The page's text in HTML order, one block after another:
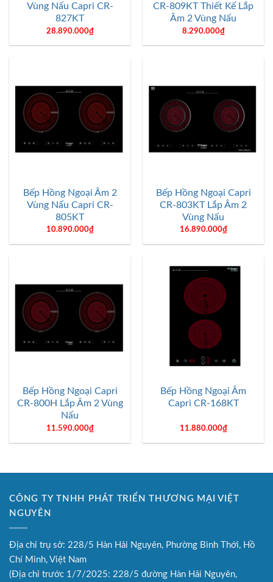
Vùng Nấu Capri CR-
827KT
28.890.000₫
CR-809KT Thiết Kế Lắp
Âm 2 Vùng Nấu
8.290.000₫
Bếp Hồng Ngoại Âm 2
Vùng Nấu Capri CR-
805KT
10.890.000₫
Bếp Hồng Ngoại Capri
CR-803KT Lắp Âm 2
Vùng Nấu
16.890.000₫
Bếp Hồng Ngoại Capri
CR-800H Lắp Âm 2 Vùng
Nấu
11.590.000₫
Bếp Hồng Ngoại Âm
Capri CR-168KT
11.880.000₫
CÔNG TY TNHH PHÁT TRIỂN THƯƠNG MẠI VIỆT
NGUYÊN
Địa chỉ trụ sở: 228/5 Hàn Hải Nguyên, Phường Bình Thới, Hồ
Chí Minh, Việt Nam
(Địa chỉ trước 1/7/2025: 228/5 đường Hàn Hải Nguyên,